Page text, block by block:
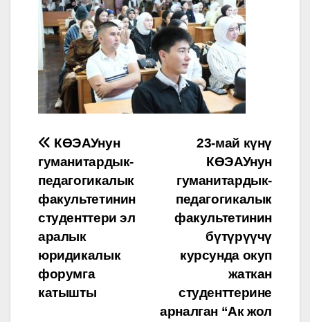
Post
navigation
23-май күнү
КӨЭАУнун
гуманитардык-
педагогикалык
факультетинин
бүтүрүүчү
курсунда окуп
жаткан
студенттерине
арналган “Ак жол
КӨЭАУнун
гуманитардык-
педагогикалык
факультетинин
студенттери эл
аралык
юридикалык
форумга
катышты